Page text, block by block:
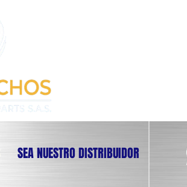
SEA NUESTRO DISTRIBUIDOR